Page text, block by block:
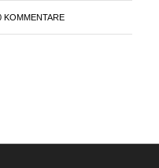
KOMMENTARE